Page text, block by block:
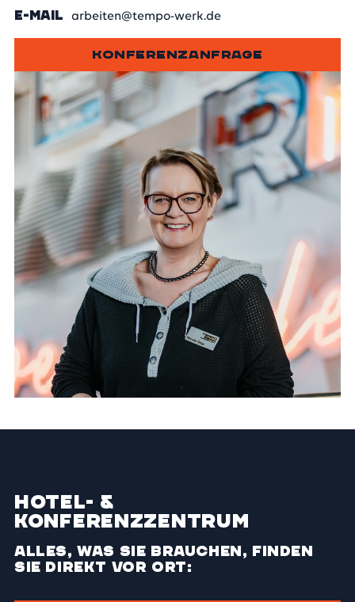
E-MAIL arbeiten@tempo-werk.de
KONFERENZANFRAGE
Hotel- &
Konferenzzentrum
Alles, was Sie brauchen, finden
Sie direkt vor Ort: